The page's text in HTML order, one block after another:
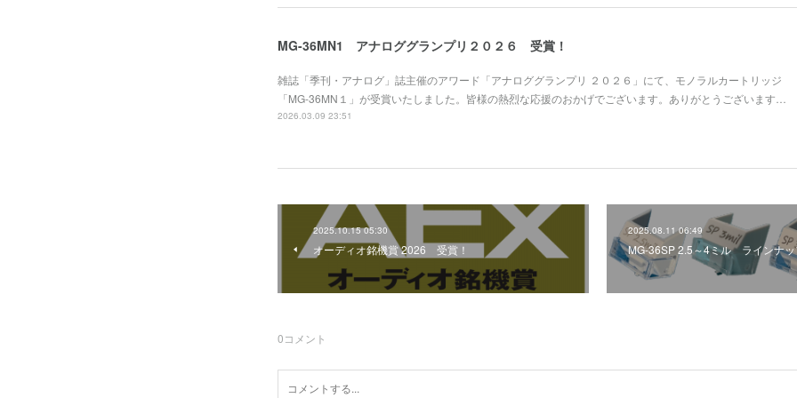
MG-36MN1 アナロググランプリ２０２６ 受賞！
雑誌「季刊・アナログ」誌主催のアワード「アナロググランプリ ２０２６」にて、モノラルカートリッジ
「MG-36MN１」が受賞いたしました。皆様の熱烈な応援のおかげでございます。ありがとうございます…
2026.03.09 23:51
2025.10.15 05:30
オーディオ銘機賞 2026 受賞！
2025.08.11 06:49
MG-36SP 2.5～4ミル ラインナ
0コメント